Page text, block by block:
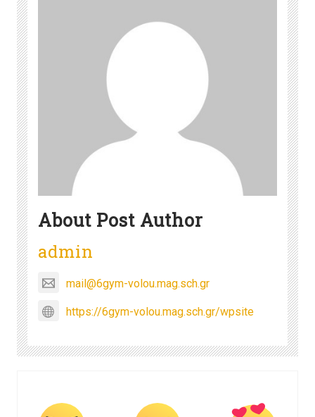
About Post Author
admin
mail@6gym-volou.mag.sch.gr
https://6gym-volou.mag.sch.gr/wpsite